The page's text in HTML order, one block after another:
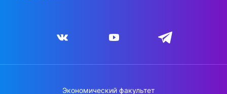
Экономический факультет